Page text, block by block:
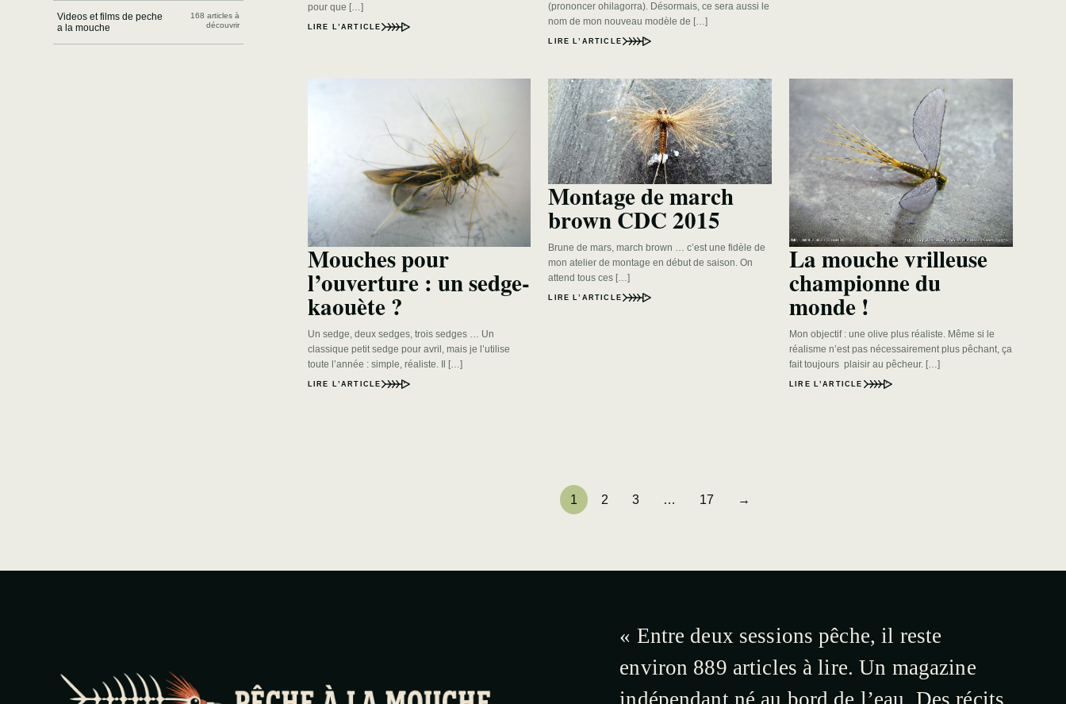
Videos et films de peche
a la mouche
168 articles à
découvrir
pour que […]
LIRE L’ARTICLE
(prononcer ohilagorra). Désormais, ce sera aussi le
nom de mon nouveau modèle de […]
LIRE L’ARTICLE
Mouches pour
l’ouverture : un sedge-
kaouète ?
Un sedge, deux sedges, trois sedges … Un
classique petit sedge pour avril, mais je l’utilise
toute l’année : simple, réaliste. Il […]
LIRE L’ARTICLE
Montage de march
brown CDC 2015
Brune de mars, march brown … c’est une fidèle de
mon atelier de montage en début de saison. On
attend tous ces […]
LIRE L’ARTICLE
La mouche vrilleuse
championne du
monde !
Mon objectif : une olive plus réaliste. Même si le
réalisme n’est pas nécessairement plus pêchant, ça
fait toujours plaisir au pêcheur. […]
LIRE L’ARTICLE
1 2 3 … 17 →
« Entre deux sessions pêche, il reste
environ 889 articles à lire. Un magazine
indépendant né au bord de l’eau. Des récits